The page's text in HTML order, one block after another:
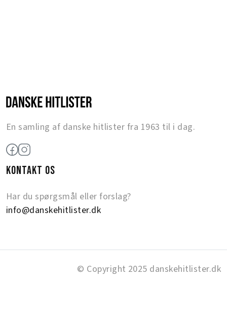
En samling af danske hitlister fra 1963 til i dag.
KONTAKT OS
Har du spørgsmål eller forslag?
info@danskehitlister.dk
© Copyright 2025 danskehitlister.dk